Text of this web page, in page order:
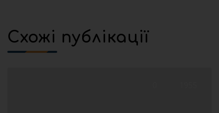
Схожі публікації